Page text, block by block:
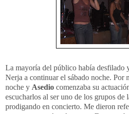
La mayoría del público había desfilado
Nerja a continuar el sábado noche. Por
noche y Asedio comenzaba su
escucharlos al ser uno de los grupos de
prodigando en concierto. Me dieron